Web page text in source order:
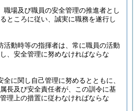
職場及び職員の安全管理の推進者とし
ところに従い、誠実に職務を遂行し
活動時等の指揮者は、常に職員の活動
、安全管理に努めなければならな
全に関し自己管理に努めるとともに、
長及び安全責任者が、この訓令に基
理上の措置に従わなければならな